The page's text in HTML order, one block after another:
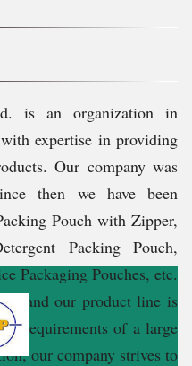
is an organization in
expertise in providing
Our company was
then we have been
Pouch with Zipper,
Packing Pouch,
Packaging Pouches, etc.
and our product line is
requirements of a large
our company strives to